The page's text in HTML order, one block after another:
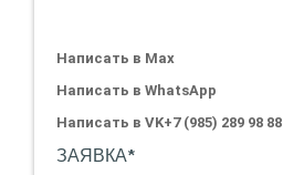
Написать в Max
Написать в WhatsApp
Написать в VK+7 (985) 289 98 88
ЗАЯВКА*